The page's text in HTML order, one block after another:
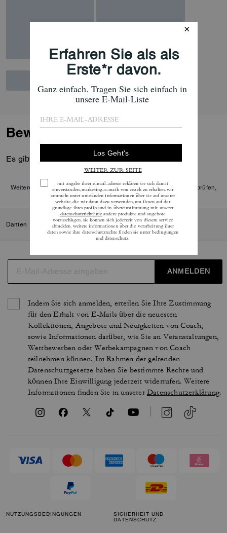
Bewertungen
Es gibt noch keine Reviews.
Weitere Informationen darüber, wie wir unsere Bewertungen überprüfen,
finden Siehier.
Damen Accessoires und Schmuck / Schmuck / Armbänder
ANMELDEN
Indem Sie sich anmelden, erteilen Sie Ihre Zustimmung
für den Erhalt von E-Mails über die neuesten
Kollektionen, Angebote und Neuigkeiten von Coach,
sowie Informationen darüber, wie Sie an Veranstaltungen,
Wettbewerben oder Werbekampagnen von Coach
teilnehmen können. Im Rahmen der geltenden
Datenschutzgesetze haben Sie bestimmte Rechte und
können Ihre Einwilligung jederzeit widerrufen. Weitere
Informationen finden Sie in unsererDatenschutzerklärung.
NUTZUNGSBEDINGUNGEN
SICHERHEIT UND
DATENSCHUTZ